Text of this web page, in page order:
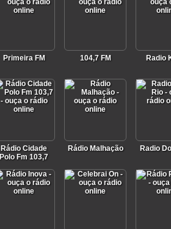
Primeira FM 104,7 FM Radio
Rádio Cidade
Polo Fm 103,7
Rádio Malhação Radio